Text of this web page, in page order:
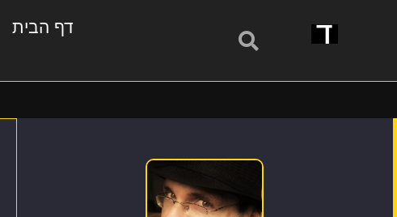
דף הבית